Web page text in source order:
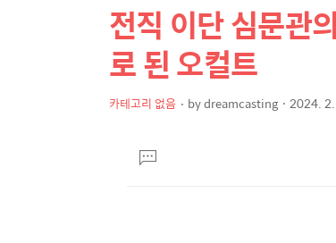
상
세
컨
텐
본
문
제
전직 이단 심문관
로 된 오컬트
카테고리 없음 bydreamcasting 2024.
댓
글